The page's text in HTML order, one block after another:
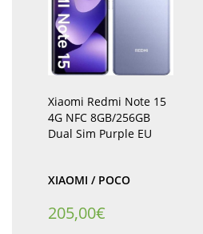
Xiaomi Redmi Note 15
4G NFC 8GB/256GB
Dual Sim Purple EU
XIAOMI / POCO
205,00€